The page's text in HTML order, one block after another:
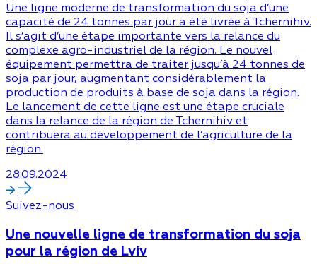
Une ligne moderne de transformation du soja d’une
capacité de 24 tonnes par jour a été livrée à Tchernihiv.
Il s’agit d’une étape importante vers la relance du
complexe agro-industriel de la région. Le nouvel
équipement permettra de traiter jusqu’à 24 tonnes de
soja par jour, augmentant considérablement la
production de produits à base de soja dans la région.
Le lancement de cette ligne est une étape cruciale
dans la relance de la région de Tchernihiv et
contribuera au développement de l’agriculture de la
région.
28.09.2024
Suivez-nous
Une nouvelle ligne de transformation du soja
pour la région de Lviv